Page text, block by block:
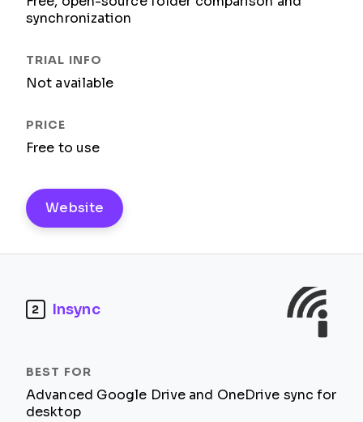
synchronization
Not available
Free to use
Website
2 Insync
Advanced Google Drive and OneDrive sync for
desktop